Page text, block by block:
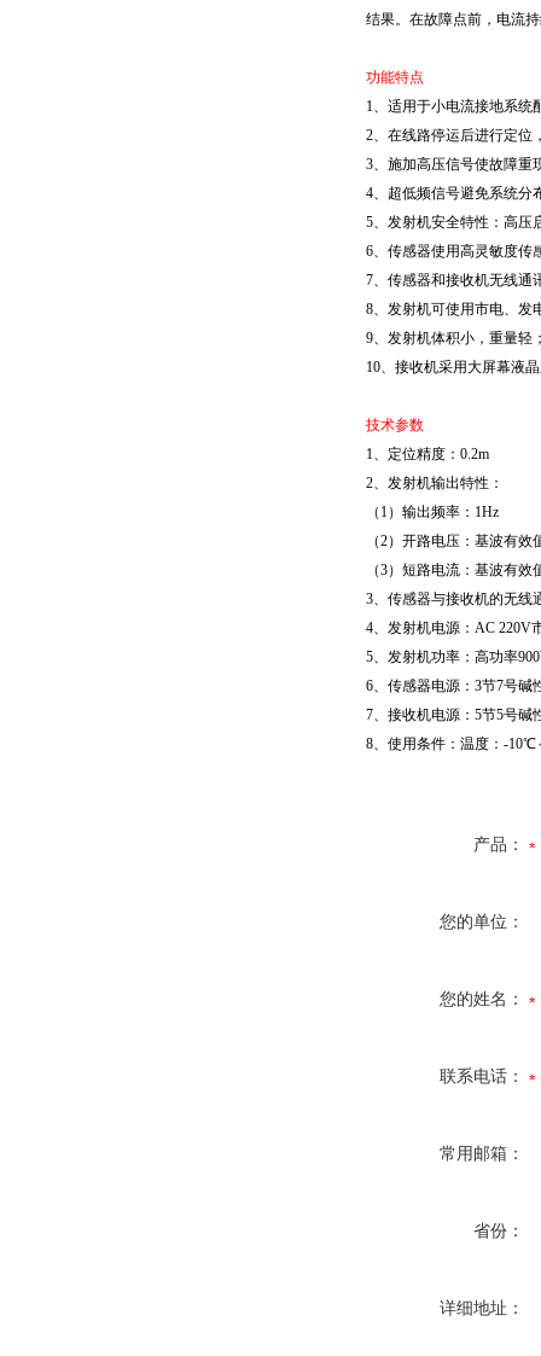
结果。在故障点前，电流
功能特点
1、适用于小电流接地系统
2、在线路停运后进行定位
3、施加高压信号使故障重
4、超低频信号避免系统分
5、发射机安全特性：高压
6、传感器使用高灵敏度传
7、传感器和接收机无线通
8、发射机可使用市电、发
9、发射机体积小，重量轻
10、接收机采用大屏幕液
技术参数
1、定位精度：0.2m
2、发射机输出特性：
（1）输出频率：1Hz
（2）开路电压：基波有
（3）短路电流：基波有
3、传感器与接收机的无线
4、发射机电源：AC 220V
5、发射机功率：高功率
6、传感器电源：3节7号碱
7、接收机电源：5节5号碱
8、使用条件：温度：-10℃
产品：
您的单位：
您的姓名：
联系电话：
常用邮箱：
省份：
详细地址：